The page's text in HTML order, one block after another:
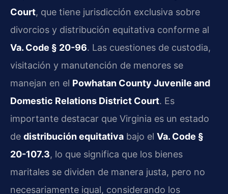
Court, que tiene jurisdicción exclusiva sobre
divorcios y distribución equitativa conforme al
Va. Code § 20-96. Las cuestiones de custodia,
visitación y manutención de menores se
manejan en el Powhatan County Juvenile and
Domestic Relations District Court. Es
importante destacar que Virginia es un estado
de distribución equitativa bajo el Va. Code §
20-107.3, lo que significa que los bienes
maritales se dividen de manera justa, pero no
necesariamente igual, considerando los